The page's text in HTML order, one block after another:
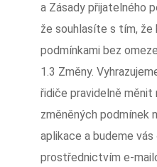
a Zásady přijatelného
že souhlasíte s tím,
podmínkami bez
1.3 Změny.
řidiče pravidelně měnit
změněných podmínek
aplikace a budeme
prostřednictvím e-